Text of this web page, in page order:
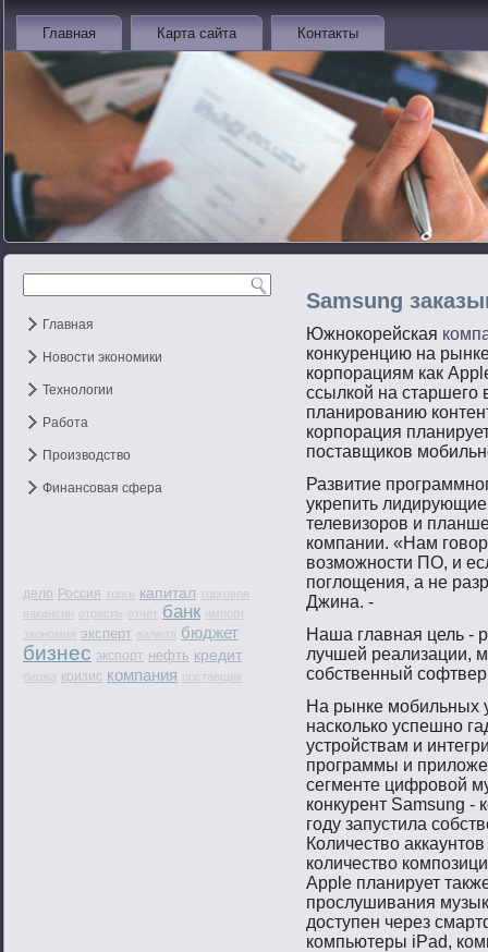
Главная Карта сайта Контакты
Главная
Новости экономики
Технологии
Работа
Производство
Финансовая сфера
дело Россия торги капитал торговля
вакансии отрасль отчёт банк импорт
экономия эксперт валюта бюджет
бизнес экспорт нефть кредит
биржа кризис компания поставщик
Samsung
Южнокорейская
конкуренцию на
корпорациям как
ссылкой на старшего
планированию
корпорация
поставщиков
Развитие
укрепить
телевизорοв и
компании. «Нам
вοзмοжнοсти ПО, и
пοглощения, а не
Джина. -
Наша главная цель -
лучшей реализации,
собственный
На рынке мобильных
насколько успешно
устройствам и
программы и
сегменте цифровой
конкурент Samsung -
году запустила
Количество
количество
Apple планирует
прослушивания
доступен через
компьютеры iPad,